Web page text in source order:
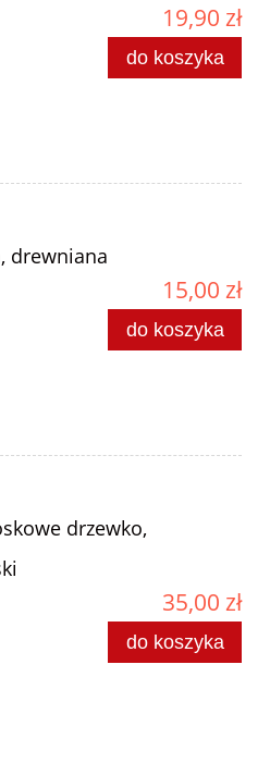
19,90 zł
do koszyka
drewniana
15,00 zł
do koszyka
drzewko,
35,00 zł
do koszyka